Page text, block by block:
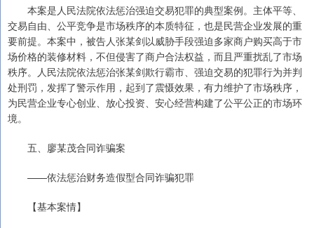
本案是人民法院依法惩治强迫交易犯罪的典型案例。主体平等、
交易自由、公平竞争是市场秩序的本质特征，也是民营企业发展的重
要前提。本案中，被告人张某剑以威胁手段强迫多家商户购买高于市
场价格的装修材料，不但侵害了商户合法权益，而且严重扰乱了市场
秩序。人民法院依法惩治张某剑欺行霸市、强迫交易的犯罪行为并判
处刑罚，发挥了警示作用，起到了震慑效果，有力维护了市场秩序，
为民营企业专心创业、放心投资、安心经营构建了公平公正的市场环
境。
五、廖某茂合同诈骗案
——依法惩治财务造假型合同诈骗犯罪
【基本案情】